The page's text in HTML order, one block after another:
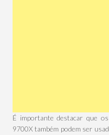
É importante destacar que
9700X também podem ser